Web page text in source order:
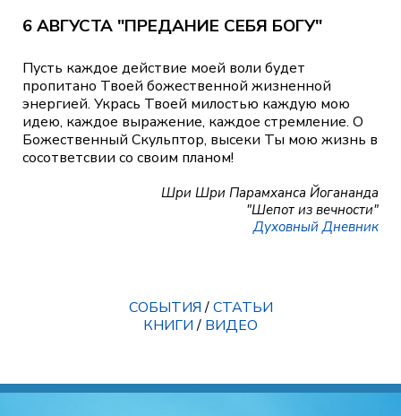
6 АВГУСТА "ПРЕДАНИЕ СЕБЯ БОГУ"
Пусть каждое действие моей воли будет
пропитано Твоей божественной жизненной
энергией. Укрась Твоей милостью каждую мою
идею, каждое выражение, каждое стремление. О
Божественный Скульптор, высеки Ты мою жизнь в
сосответсвии со своим планом!
Шри Шри Парамханса Йогананда
"Шепот из вечности"
Духовный Дневник
СОБЫТИЯ/СТАТЬИ
КНИГИ/ ВИДЕО